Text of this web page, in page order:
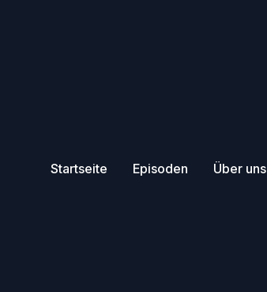
Startseite Episoden Über uns